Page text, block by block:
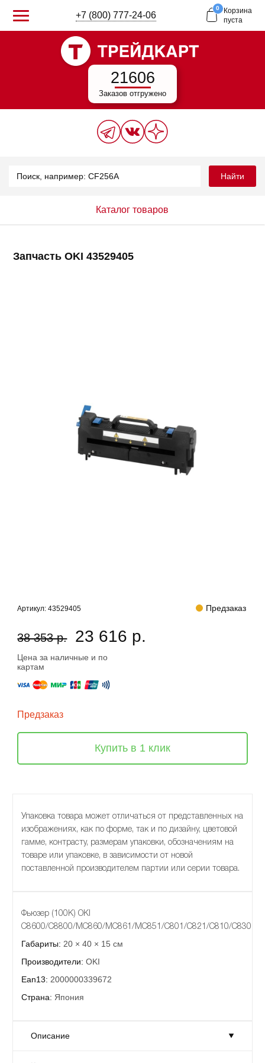
+7 (800) 777-24-06
0
Корзина
пуста
21606
Заказов отгружено
Найти
Каталог товаров
Запчасть OKI 43529405
Артикул:43529405 Предзаказ
38 353 р. 23 616 р.
Цена за наличные и по
картам
Предзаказ
Купить в 1 клик
Упаковка товара может отличаться от представленных на
изображениях, как по форме, так и по дизайну, цветовой
гамме, контрасту, размерам упаковки, обозначениям на
товаре или упаковке, в зависимости от новой
поставленной производителем партии или серии товара.
Фьюзер (100К) OKI
C8600/C8800/MC860/MC861/MC851/C801/C821/C810/C830
Габариты: 20 × 40 × 15 см
Производители: OKI
Ean13: 2000000339672
Страна: Япония
Описание